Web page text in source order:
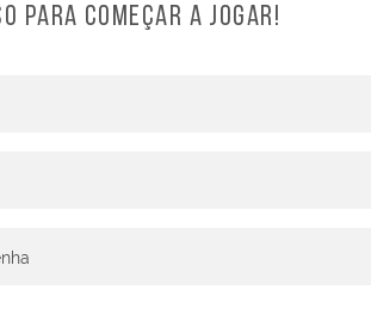
para começar a jogar!